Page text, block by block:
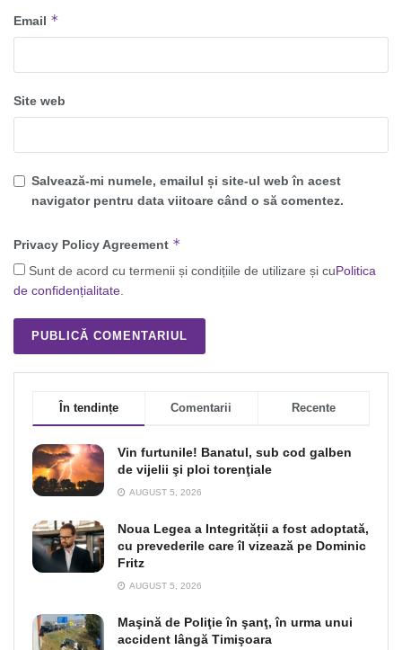
Email *
Site web
Salvează-mi numele, emailul și site-ul web în acest
navigator pentru data viitoare când o să comentez.
Privacy Policy Agreement *
Sunt de acord cu termenii și condițiile de utilizare și cuPolitica
de confidențialitate.
În tendințe Comentarii Recente
Vin furtunile! Banatul, sub cod galben
de vijelii şi ploi torenţiale
AUGUST 5, 2026
Noua Legea a Integrității a fost adoptată,
cu prevederile care îl vizează pe Dominic
Fritz
AUGUST 5, 2026
Maşină de Poliţie în şanţ, în urma unui
accident lângă Timişoara